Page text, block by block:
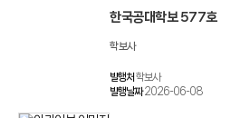
한국공대학보 577호
학보사
발행처 학보사
발행날짜2026-06-08